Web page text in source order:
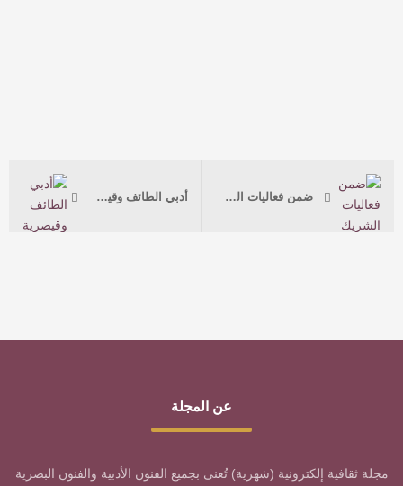
ضمن فعاليات الشريك الأدبي : الأسمري يستعرض ( ومن الشعر… شاهد ودليل ) في أدبي الطائف أدبي الطائف وقيصرية الكتاب بالرياض يفتحان أسئلة الشعر والنقد في “جيولوجيا المعنى”
عن المجلة
مجلة ثقافية إلكترونية (شهرية) تُعنى بجميع الفنون الأدبية والفنون البصرية